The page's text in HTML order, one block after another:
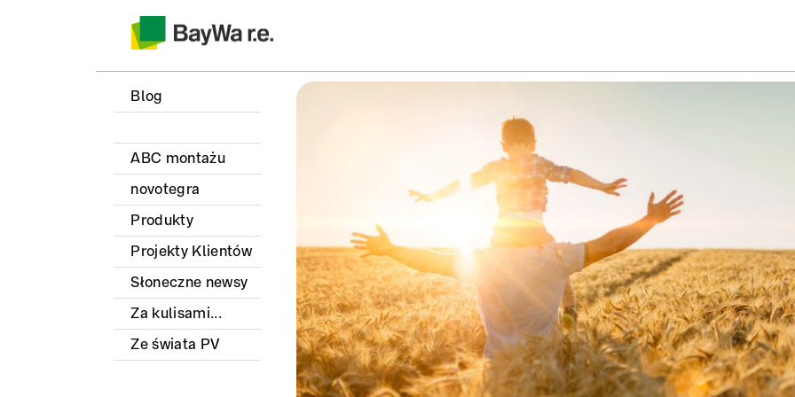
Blog
ABC montażu
novotegra
Produkty
Projekty Klientów
Słoneczne newsy
Za kulisami...
Ze świata PV